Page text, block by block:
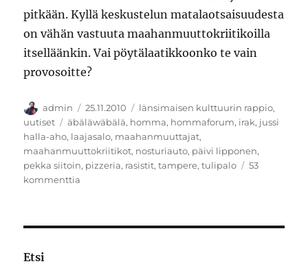
pitkään. Kyllä keskustelun matalaotsaisuudesta
on vähän vastuuta maahanmuuttokriitikoilla
itselläänkin. Vai pöytälaatikkoonko te vain
provosoitte?
Kirjoittaja
admin Julkaistu
25.11.2010 Kategoriat
länsimaisen kulttuurin rappio,
uutiset
Avainsanat
äbäläwäbälä, homma, hommaforum, irak, jussi
halla-aho, laajasalo, maahanmuuttajat,
maahanmuuttokriitikot, nosturiauto, päivi lipponen,
pekka siitoin, pizzeria, rasistit,tampere,tulipalo
53
kommenttia
Etsi